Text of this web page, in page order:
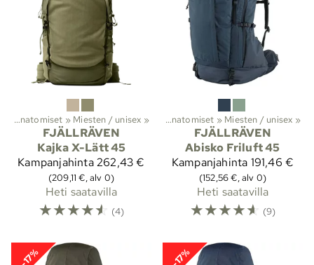
Anatomiset ‪» Miesten / unisex ‪»
FJÄLLRÄVEN
Kajka X-Lätt 45
Kampanjahinta262,43 €
(209,11 €, alv 0)
Heti saatavilla
☆☆☆☆☆ (4)
Vaellus‪»Reput ja laukut‪»Rinkat Anatomiset ‪» Miesten / unisex ‪»
FJÄLLRÄVEN
Abisko Friluft 45
Kampanjahinta 191,46 €
(152,56 €, alv 0)
Heti saatavilla
☆☆☆☆☆ (9)
-17% -17%